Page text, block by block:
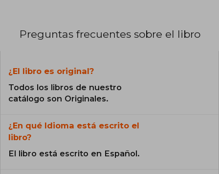
Preguntas frecuentes sobre el libro
¿El libro es original?
Todos los libros de nuestro
catálogo son Originales.
¿En qué Idioma está escrito el
libro?
El libro está escrito en Español.